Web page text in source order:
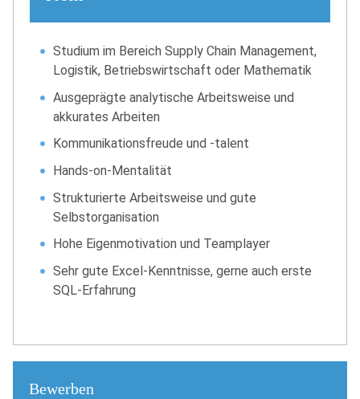
Studium im Bereich Supply Chain Management,
Logistik, Betriebswirtschaft oder Mathematik
Ausgeprägte analytische Arbeitsweise und
akkurates Arbeiten
Kommunikationsfreude und -talent
Hands-on-Mentalität
Strukturierte Arbeitsweise und gute
Selbstorganisation
Hohe Eigenmotivation und Teamplayer
Sehr gute Excel-Kenntnisse, gerne auch erste
SQL-Erfahrung
Bewerben